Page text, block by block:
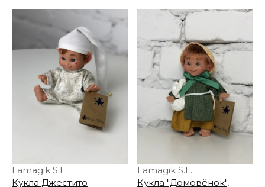
Lamagik S.L.
Кукла Джестито
Lamagik S.L.
Кукла "Домовёнок",